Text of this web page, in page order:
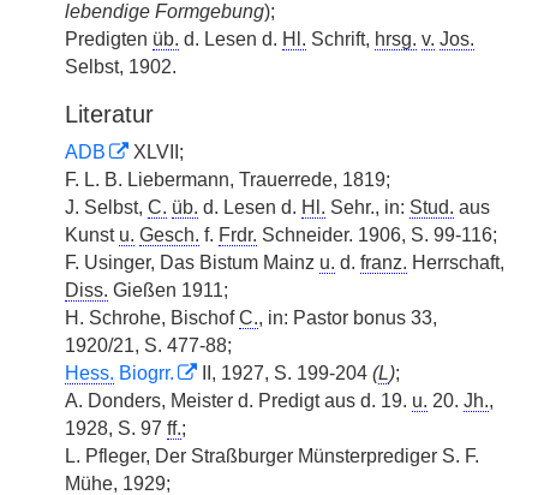
lebendige Formgebung);
Predigten üb. d. Lesen d. Hl. Schrift, hrsg. v. Jos.
Selbst, 1902.
Literatur
ADB
XLVII;
F. L. B. Liebermann, Trauerrede, 1819;
J. Selbst, C. üb. d. Lesen d. Hl. Sehr., in: Stud. aus
Kunst u. Gesch. f. Frdr. Schneider. 1906, S. 99-116;
F. Usinger, Das Bistum Mainz u. d. franz. Herrschaft,
Diss. Gießen 1911;
H. Schrohe, BischofC., in: Pastor bonus 33,
1920/21, S. 477-88;
Hess. Biogrr. II, 1927, S. 199-204 (L);
A. Donders, Meister d. Predigt aus d. 19. u. 20. Jh.,
1928, S. 97 ff.;
L. Pfleger, Der Straßburger Münsterprediger S. F.
Mühe, 1929;